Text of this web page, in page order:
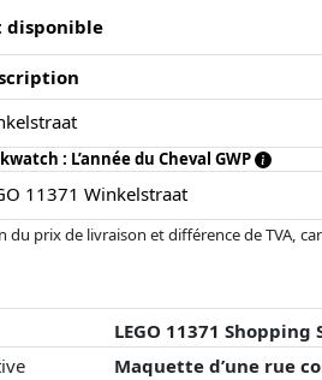
disponible
: L’année du Cheval GWP
11371 Winkelstraat
prix de livraison et différence de TVA,
ci. Ce n'est qu'à prix égaux que les
LEGO 11371 Shopping
Maquette d’une rue